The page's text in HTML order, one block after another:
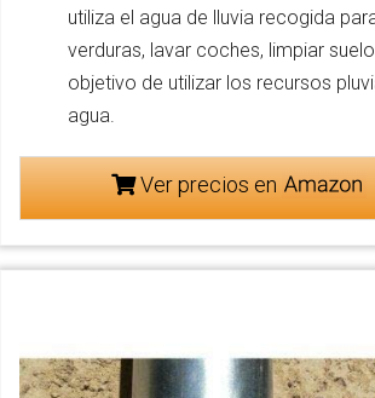
utiliza el agua de lluvia recogida
verduras, lavar coches, limpiar
objetivo de utilizar los recursos
agua.
Ver precios en